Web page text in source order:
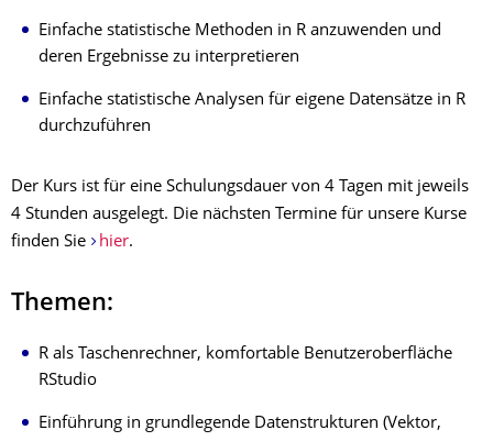
Einfache statistische Methoden in R anzuwenden und
deren Ergebnisse zu interpretieren
Einfache statistische Analysen für eigene Datensätze in R
durchzuführen
Der Kurs ist für eine Schulungsdauer von 4 Tagen mit jeweils
4 Stunden ausgelegt. Die nächsten Termine für unsere Kurse
finden Sie
hier.
Themen:
R als Taschenrechner, komfortable Benutzeroberfläche
RStudio
Einführung in grundlegende Datenstrukturen (Vektor,